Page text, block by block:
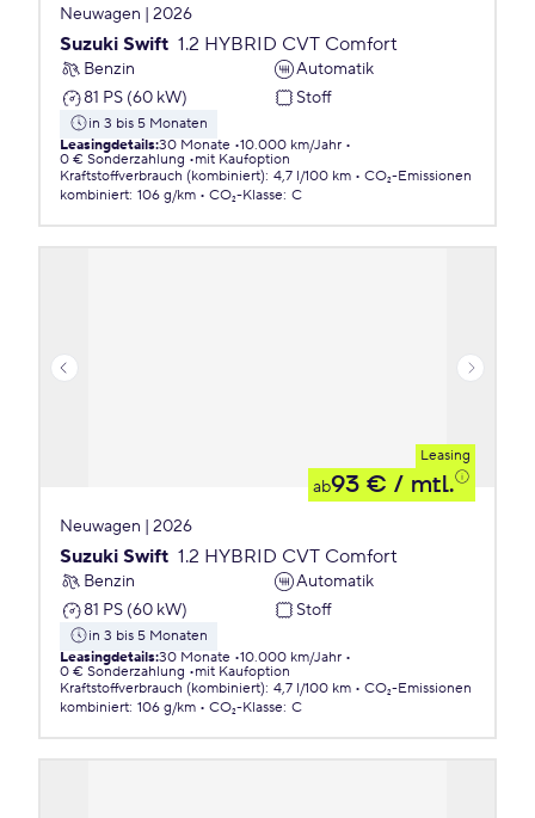
Neuwagen | 2026
Suzuki Swift 1.2 HYBRID CVT Comfort
Benzin
Automatik
81 PS (60 kW)
Stoff
in 3 bis 5 Monaten
Leasingdetails:30 Monate 10.000 km/Jahr
0 € Sonderzahlung
mit Kaufoption
Kraftstoffverbrauch (kombiniert): 4,7 l/100 km
CO₂-Emissionen
kombiniert: 106 g/km CO₂-Klasse: C
Leasing
ab93 € / mtl.
Neuwagen | 2026
Suzuki Swift 1.2 HYBRID CVT Comfort
Benzin
Automatik
81 PS (60 kW)
Stoff
in 3 bis 5 Monaten
Leasingdetails:30 Monate 10.000 km/Jahr
0 € Sonderzahlung
mit Kaufoption
Kraftstoffverbrauch (kombiniert): 4,7 l/100 km
CO₂-Emissionen
kombiniert: 106 g/km CO₂-Klasse: C